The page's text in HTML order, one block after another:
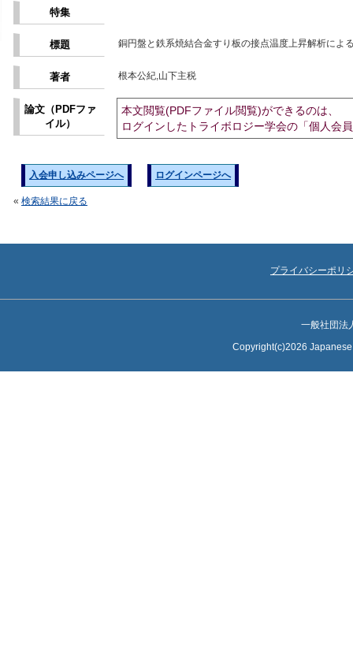
特集
標題 銅円盤と鉄系焼結合金すり板の接点温度上昇解析によ
著者 根本公紀,山下主税
論文（PDFファ
イル）
本文閲覧(PDFファイル閲覧)ができるのは、
ログインしたトライボロジー学会の「個人会
入会申し込みページへ ログインページへ
« 検索結果に戻る
プライバシーポリ
一般社団法
Copyright(c)2026